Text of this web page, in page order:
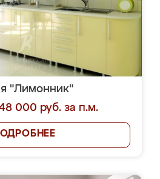
"Лимонник"
000 руб. за п.м.